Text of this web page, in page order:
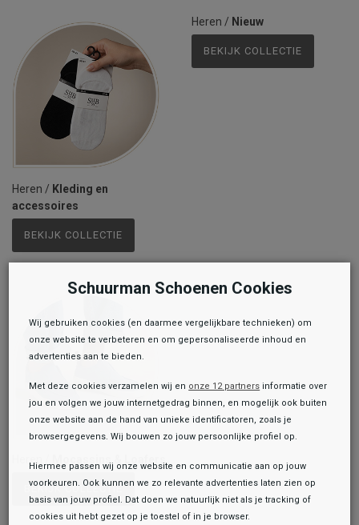
Heren / Kleding en
accessoires
BEKIJK COLLECTIE
Heren / Nieuw
BEKIJK COLLECTIE
BEKIJK COLLECTIE
Schuurman Schoenen Cookies
Wij gebruiken cookies (en daarmee vergelijkbare technieken) om
onze website te verbeteren en om gepersonaliseerde inhoud en
advertenties aan te bieden.
Met deze cookies verzamelen wij en onze 12 partners informatie over
jou en volgen we jouw internetgedrag binnen, en mogelijk ook buiten
onze website aan de hand van unieke identificatoren, zoals je
browsergegevens. Wij bouwen zo jouw persoonlijke profiel op.
Hiermee passen wij onze website en communicatie aan op jouw
voorkeuren. Ook kunnen we zo relevante advertenties laten zien op
basis van jouw profiel. Dat doen we natuurlijk niet als je tracking of
cookies uit hebt gezet op je toestel of in je browser.